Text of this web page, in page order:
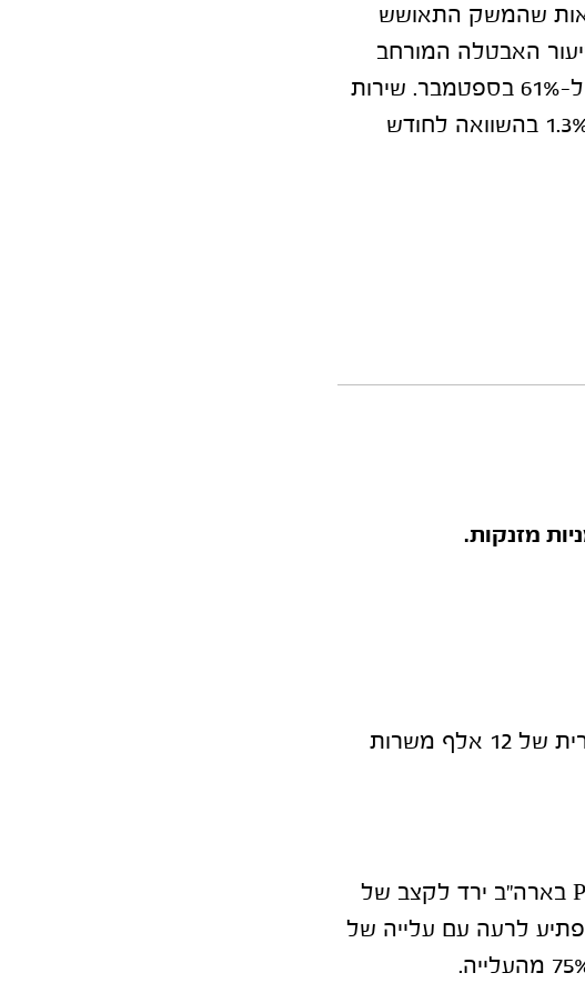
שהמשק התאושש
האבטלה המורחב
בחודש האחרון. שיעור התעסוקה ירד קלות מ-61.2% באוגוסט ל-61% בספטמבר. שירות
התעסוקה פרסם כי מספר דורשי העבודה ירד בספטמבר בכ-1.3% בהשוואה לחודש
מזנקות.
דו"ח התעסוקה בארה"ב אשר פורסם משקף תוספת מזערית של 12 אלף משרות
האינפלציה בארה"ב צפויה להמשיך ולרדת. מדד המחירים PCE בארה"ב ירד לקצב של
ברמה של 2.7%. מדד הליבה הפתיע לרעה עם עלייה של